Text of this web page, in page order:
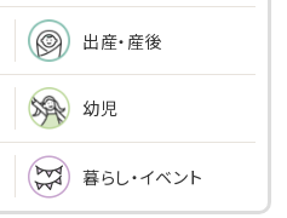
出産・産後
幼児
暮らし・イベント